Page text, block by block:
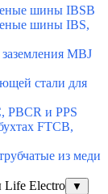
шины IBSB
шины IBS,
MBJ
стали для
PBCR и PPS
FTCB,
из меди
Life Electro
▼